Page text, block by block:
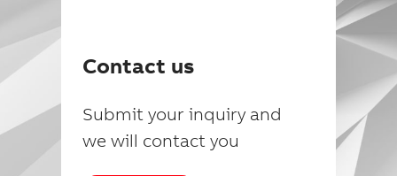
Contact us
Submit your inquiry and
we will contact you